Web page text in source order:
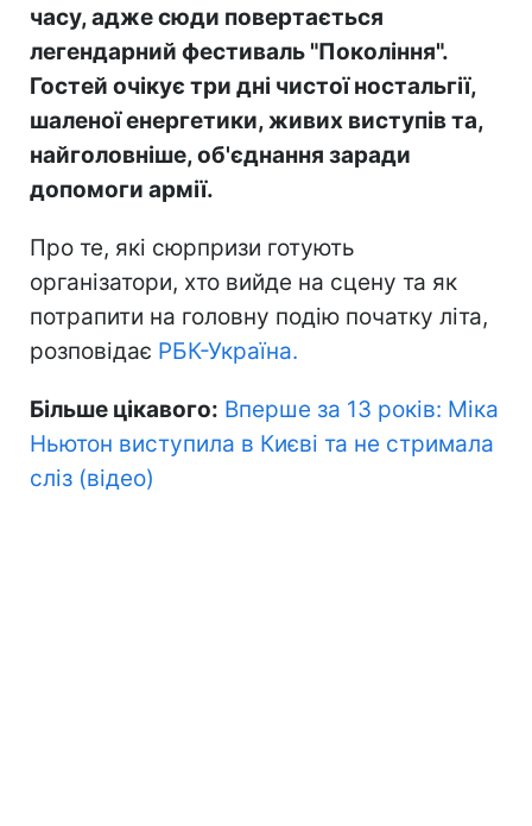
часу, адже сюди повертається
легендарний фестиваль "Покоління".
Гостей очікує три дні чистої ностальгії,
шаленої енергетики, живих виступів та,
найголовніше, об'єднання заради
допомоги армії.
Про те, які сюрпризи готують
організатори, хто вийде на сцену та як
потрапити на головну подію початку літа,
розповідає РБК-Україна.
Більше цікавого: Вперше за 13 років: Міка
Ньютон виступила в Києві та не стримала
сліз (відео)